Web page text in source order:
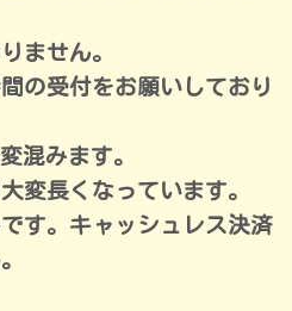
ません。
の受付をお願いしており
混みます。
変長くなっています。
す。キャッシュレス決済